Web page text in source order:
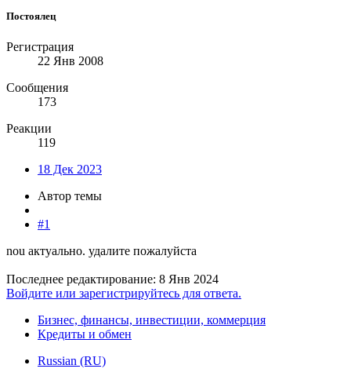
Постоялец
Регистрация
22 Янв 2008
Сообщения
173
Реакции
119
18 Дек 2023
Автор темы
#1
nou актуально. удалите пожалуйста
Последнее редактирование: 8 Янв 2024
Войдите или зарегистрируйтесь для ответа.
Бизнес, финансы, инвестиции, коммерция
Кредиты и обмен
Russian (RU)